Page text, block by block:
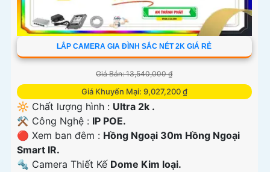
LẮP CAMERA GIA ĐÌNH SẮC NÉT 2K GIÁ RẺ
Giá Bán: 13,540,000 ₫
Giá Khuyến Mại: 9,027,200 ₫
🔆 Chất lượng hình : Ultra 2k .
⚒ Công Nghệ : IP POE.
🔴 Xem ban đêm : Hồng Ngoại 30m Hồng Ngoại
Smart IR.
🔩 Camera Thiết Kế Dome Kim loại.